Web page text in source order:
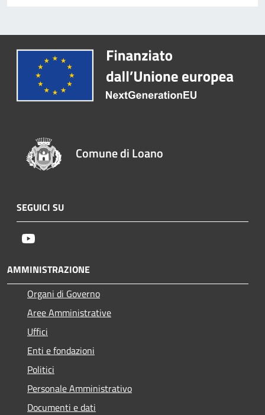
Comune di Loano
SEGUICI SU
AMMINISTRAZIONE
Organi di Governo
Aree Amministrative
Uffici
Enti e fondazioni
Politici
Personale Amministrativo
Documenti e dati